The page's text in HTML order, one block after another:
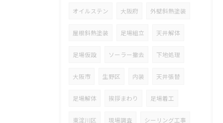
オイルステン 大阪府 外壁斜熱塗装
屋根斜熱塗装 足場組立 天井解体
足場仮設 ソーラー撤去 下地処理
大阪市 生野区 内装 天井張替
足場解体 挨拶まわり 足場着工
東淀川区 現場調査 シーリング工事